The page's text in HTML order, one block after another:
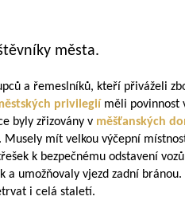
města.
a řemeslníků, kteří přiváželi
privilegií měli povinnost
byly zřizovány v měšťanských
mít velkou výčepní
k bezpečnému odstavení
a umožňovaly vjezd zadní
i celá staletí.